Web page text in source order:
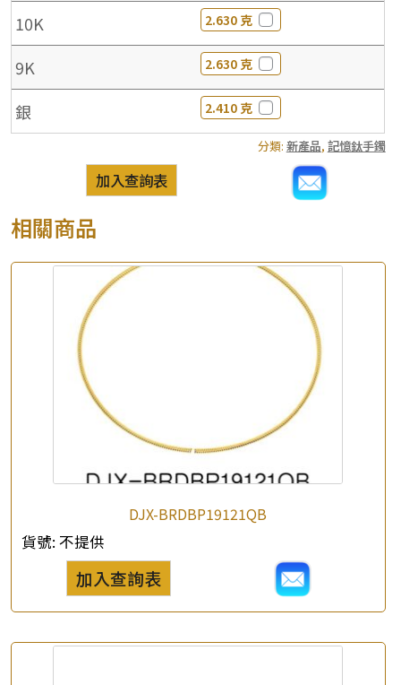
產品查詢
*你的名字
10K 2.630 克
9K 2.630 克
銀 2.410 克
分類: 新產品, 記憶鈦手鐲
加入查詢表
相關商品
DJX-BRDBP19121QB
貨號: 不提供
加入查詢表